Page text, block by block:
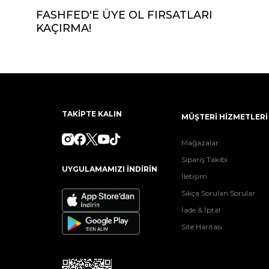
FASHFED'E ÜYE OL FIRSATLARI
KAÇIRMA!
TAKİPTE KALIN
UYGULAMAMIZI İNDİRİN
MÜŞTERİ HİZMETLERİ
Mağazalar
Sipariş Takibi
İletişim
Sıkça Sorulan Sorular
İade & İptal
Site Haritası